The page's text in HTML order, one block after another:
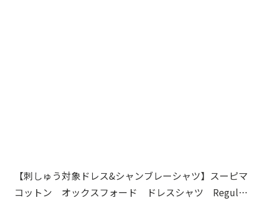
【刺しゅう対象ドレス&シャンブレーシャツ】スーピマ
コットン オックスフォード ドレスシャツ Regular